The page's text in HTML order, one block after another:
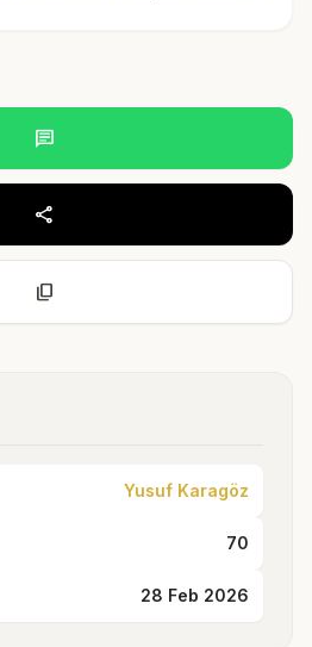
chat
share
content_copy
Yusuf Karagöz
70
28 Feb 2026